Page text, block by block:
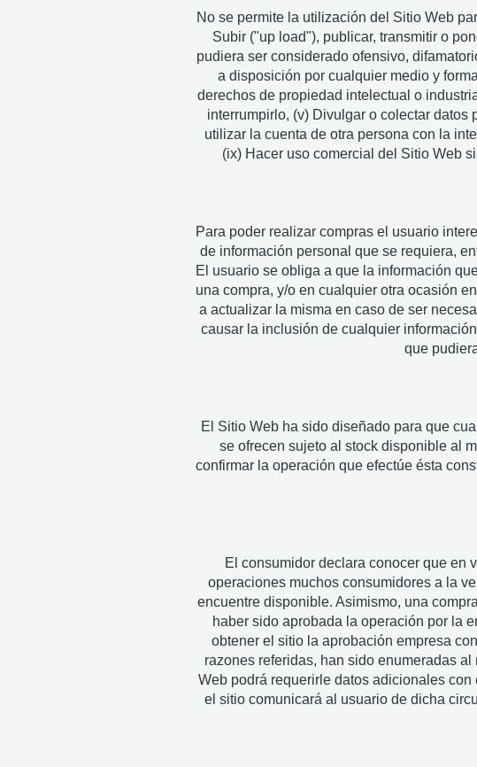
No se permite la utilización del Sitio Web
Subir ("up load"), publicar, transmitir o
pudiera ser considerado ofensivo,
a disposición por cualquier medio y
derechos de propiedad intelectual o
interrumpirlo, (v) Divulgar o colectar
utilizar la cuenta de otra persona con la
(ix) Hacer uso comercial del Sitio Web
Para poder realizar compras el usuario
de información personal que se requiera,
El usuario se obliga a que la información
una compra, y/o en cualquier otra ocasión
a actualizar la misma en caso de ser
causar la inclusión de cualquier
que
El Sitio Web ha sido diseñado para que
se ofrecen sujeto al stock disponible al
confirmar la operación que efectúe ésta
El consumidor declara conocer que en
operaciones muchos consumidores a la
encuentre disponible. Asimismo, una
haber sido aprobada la operación por la
obtener el sitio la aprobación empresa
razones referidas, han sido enumeradas
Web podrá requerirle datos adicionales
el sitio comunicará al usuario de dicha